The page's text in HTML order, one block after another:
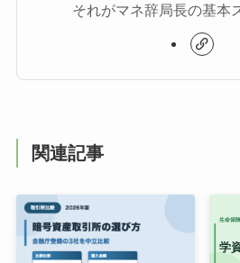
それがマネ辞局長の基本
関連記事